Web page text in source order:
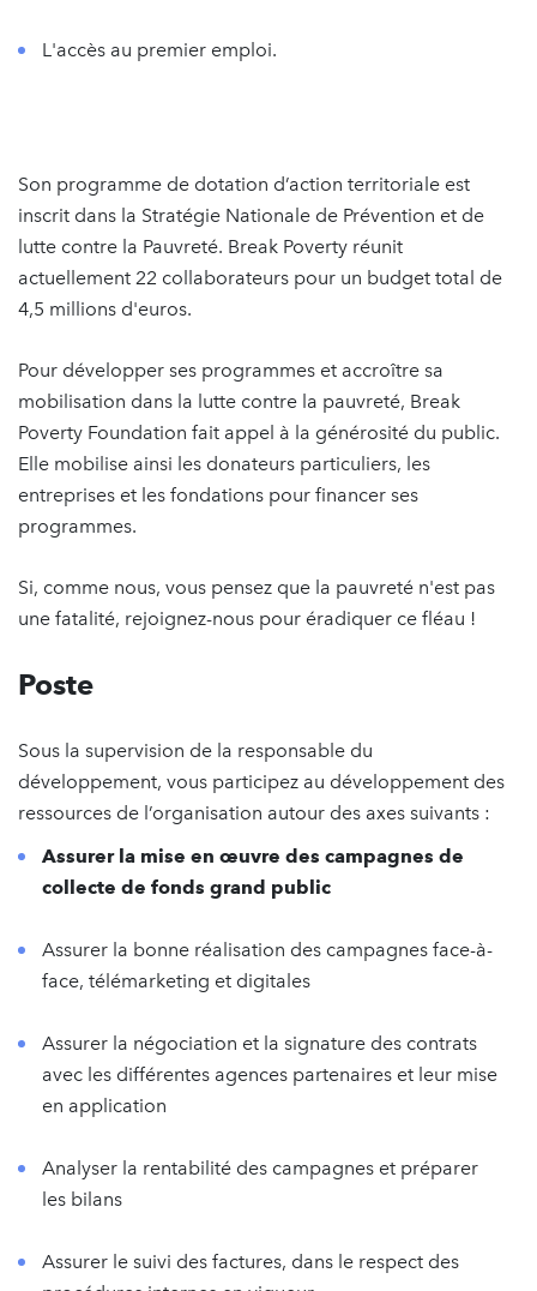
L'accès au premier emploi.
Son programme de dotation d’action territoriale est
inscrit dans la Stratégie Nationale de Prévention et de
lutte contre la Pauvreté. Break Poverty réunit
actuellement 22 collaborateurs pour un budget total de
4,5 millions d'euros.
Pour développer ses programmes et accroître sa
mobilisation dans la lutte contre la pauvreté, Break
Poverty Foundation fait appel à la générosité du public.
Elle mobilise ainsi les donateurs particuliers, les
entreprises et les fondations pour financer ses
programmes.
Si, comme nous, vous pensez que la pauvreté n'est pas
une fatalité, rejoignez-nous pour éradiquer ce fléau !
Poste
Sous la supervision de la responsable du
développement, vous participez au développement des
ressources de l’organisation autour des axes suivants :
Assurer la mise en œuvre des campagnes de
collecte de fonds grand public
Assurer la bonne réalisation des campagnes face-à-
face, télémarketing et digitales
Assurer la négociation et la signature des contrats
avec les différentes agences partenaires et leur mise
en application
Analyser la rentabilité des campagnes et préparer
les bilans
Assurer le suivi des factures, dans le respect des